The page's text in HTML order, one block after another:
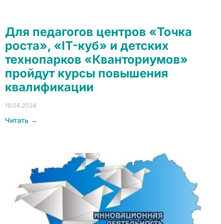
Для педагогов центров «Точка
роста», «IT-куб» и детских
технопарков «Кванториумов»
пройдут курсы повышения
квалификации
19.04.2024
Читать →